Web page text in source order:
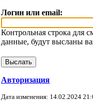
Логин или email:
Контрольная строка для
данные, будут высланы
Авторизация
Дата изменения: 14.02.2024